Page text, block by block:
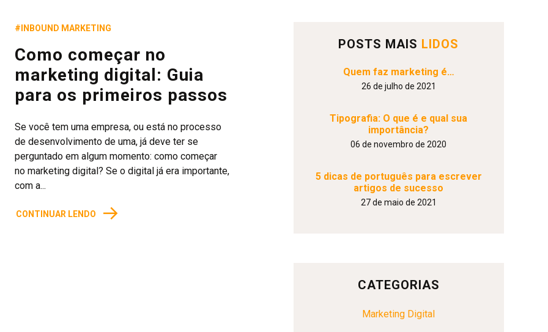
#INBOUND MARKETING
Como começar no
marketing digital: Guia
para os primeiros passos
Se você tem uma empresa, ou está no processo
de desenvolvimento de uma, já deve ter se
perguntado em algum momento: como começar
no marketing digital? Se o digital já era importante,
com a...
CONTINUAR LENDO →
POSTS MAIS LIDOS
Quem faz marketing é…
26 de julho de 2021
Tipografia: O que é e qual sua
importância?
06 de novembro de 2020
5 dicas de português para escrever
artigos de sucesso
27 de maio de 2021
CATEGORIAS
Marketing Digital